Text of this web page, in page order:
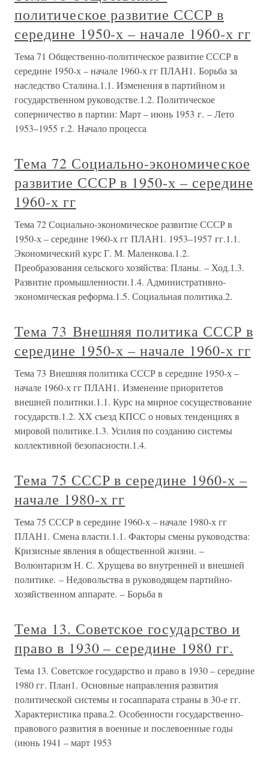
политическое развитие СССР в
середине 1950-х – начале 1960-х гг
Тема 71 Общественно-политическое развитие СССР в
середине 1950-х – начале 1960-х гг ПЛАН1. Борьба за
наследство Сталина.1.1. Изменения в партийном и
государственном руководстве.1.2. Политическое
соперничество в партии: Март – июнь 1953 г. – Лето
1953–1955 г.2. Начало процесса
Тема 72 Социально-экономическое
развитие СССР в 1950-х – середине
1960-х гг
Тема 72 Социально-экономическое развитие СССР в
1950-х – середине 1960-х гг ПЛАН1. 1953–1957 гг.1.1.
Экономический курс Г. М. Маленкова.1.2.
Преобразования сельского хозяйства: Планы. – Ход.1.3.
Развитие промышленности.1.4. Административно-
экономическая реформа.1.5. Социальная политика.2.
Тема 73 Внешняя политика СССР в
середине 1950-х – начале 1960-х гг
Тема 73 Внешняя политика СССР в середине 1950-х –
начале 1960-х гг ПЛАН1. Изменение приоритетов
внешней политики.1.1. Курс на мирное сосуществование
государств.1.2. XX съезд КПСС о новых тенденциях в
мировой политике.1.3. Усилия по созданию системы
коллективной безопасности.1.4.
Тема 75 СССР в середине 1960-х –
начале 1980-х гг
Тема 75 СССР в середине 1960-х – начале 1980-х гг
ПЛАН1. Смена власти.1.1. Факторы смены руководства:
Кризисные явления в общественной жизни. –
Волюнтаризм Н. С. Хрущева во внутренней и внешней
политике. – Недовольства в руководящем партийно-
хозяйственном аппарате. – Борьба в
Тема 13. Советское государство и
право в 1930 – середине 1980 гг.
Тема 13. Советское государство и право в 1930 – середине
1980 гг. План1. Основные направления развития
политической системы и госаппарата страны в 30-е гг.
Характеристика права.2. Особенности государственно-
правового развития в военные и послевоенные годы
(июнь 1941 – март 1953